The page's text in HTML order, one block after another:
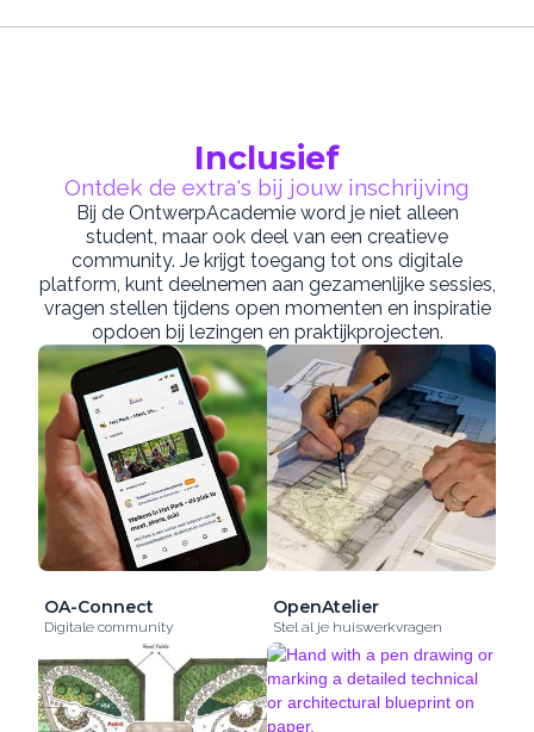
Inclusief
Ontdek de extra's bij jouw inschrijving
Bij de OntwerpAcademie word je niet alleen
student, maar ook deel van een creatieve
community. Je krijgt toegang tot ons digitale
platform, kunt deelnemen aan gezamenlijke sessies,
vragen stellen tijdens open momenten en inspiratie
opdoen bij lezingen en praktijkprojecten.
OA-Connect
Digitale community
OpenAtelier
Stel al je huiswerkvragen